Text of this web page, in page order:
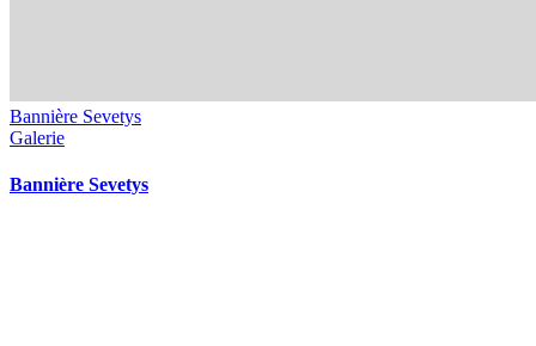
Bannière Sevetys
Galerie
Bannière Sevetys